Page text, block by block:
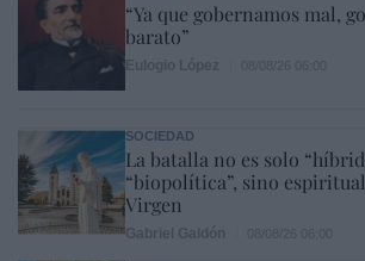
“Ya que gobernamos mal,
barato”
SOCIEDAD
La batalla no es solo
“biopolítica”, sino
Virgen